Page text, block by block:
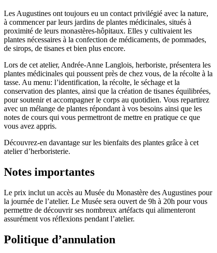
Les Augustines ont toujours eu un contact privilégié avec la nature,
à commencer par leurs jardins de plantes médicinales, situés à
proximité de leurs monastères-hôpitaux. Elles y cultivaient les
plantes nécessaires à la confection de médicaments, de pommades,
de sirops, de tisanes et bien plus encore.
Lors de cet atelier, Andrée-Anne Langlois, herboriste, présentera les
plantes médicinales qui poussent près de chez vous, de la récolte à la
tasse. Au menu: l’identification, la récolte, le séchage et la
conservation des plantes, ainsi que la création de tisanes équilibrées,
pour soutenir et accompagner le corps au quotidien. Vous repartirez
avec un mélange de plantes répondant à vos besoins ainsi que les
notes de cours qui vous permettront de mettre en pratique ce que
vous avez appris.
Découvrez-en davantage sur les bienfaits des plantes grâce à cet
atelier d’herboristerie.
Notes importantes
Le prix inclut un accès au Musée du Monastère des Augustines pour
la journée de l’atelier. Le Musée sera ouvert de 9h à 20h pour vous
permettre de découvrir ses nombreux artéfacts qui alimenteront
assurément vos réflexions pendant l’atelier.
Politique d’annulation